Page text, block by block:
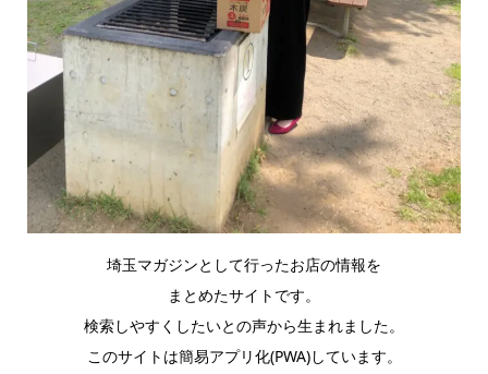
埼玉マガジンとして行ったお店の情報を
まとめたサイトです。
検索しやすくしたいとの声から生まれました。
このサイトは簡易アプリ化(PWA)しています。